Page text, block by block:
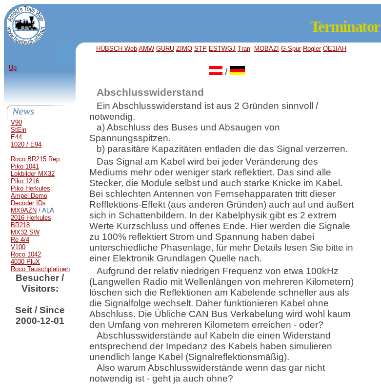
Terminator
HÜBSCH Web AMW GURU ZIMO STP ESTWGJ Tran MOBAZI G-Spur Rogler OE1IAH
Up
V90
StEin
E44
1020 / E94
Roco BR215 Rep.
Piko 1041
Lokbilder MX32
Piko 1216
Piko Herkules
Ampel Demo
Decoder IDs
MX9AZN / ALA
2016 Herkules
BR218
MX32 SW
Re 4/4
V100
Roco 1042
4030 PluX
Roco Tauschplatinen
Besucher /
Visitors:
Seit / Since
2000-12-01
/
Abschlusswiderstand
Ein Abschlusswiderstand ist aus 2 Gründen sinnvoll /
notwendig.
a) Abschluss des Buses und Absaugen von
Spannungsspitzen.
b) parasitäre Kapazitäten entladen die das Signal verzerren.
Das Signal am Kabel wird bei jeder Veränderung des
Mediums mehr oder weniger stark reflektiert. Das sind alle
Stecker, die Module selbst und auch starke Knicke im Kabel.
Bei schlechten Antennen von Fernsehapparaten tritt dieser
Refflektions-Effekt (aus anderen Gründen) auch auf und äußert
sich in Schattenbildern. In der Kabelphysik gibt es 2 extrem
Werte Kurzschluss und offenes Ende. Hier werden die Signale
zu 100% reflektiert Strom und Spannung haben dabei
unterschiedliche Phasenlage, für mehr Details lesen Sie bitte in
einer Elektronik Grundlagen Quelle nach.
Aufgrund der relativ niedrigen Frequenz von etwa 100kHz
(Langwellen Radio mit Wellenlängen von mehreren Kilometern)
löschen sich die Reflektionen am Kabelende schneller aus als
die Signalfolge wechselt. Daher funktionieren Kabel ohne
Abschluss. Die Übliche CAN Bus Verkabelung wird wohl kaum
den Umfang von mehreren Kilometern erreichen - oder?
Abschlusswiderstände auf Kabeln die einen Widerstand
entsprechend der Impedanz des Kabels haben simulieren
unendlich lange Kabel (Signalreflektionsmäßig).
Also warum Abschlusswiderstände wenn das gar nicht
notwendig ist - geht ja auch ohne?